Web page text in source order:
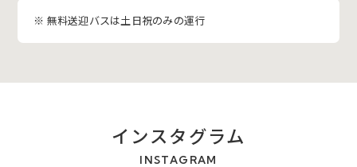
※ 無料送迎バスは土日祝のみの運行
インスタグラム
INSTAGRAM